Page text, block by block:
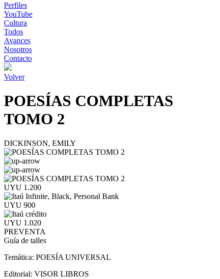
Perfiles
YouTube
Cultura
Todos
Avances
Nosotros
Contacto
Volver
POESÍAS COMPLETAS
TOMO 2
DICKINSON, EMILY
UYU 1.200
UYU 900
UYU 1.020
PREVENTA
Guía de talles
Temática: POESÍA UNIVERSAL
Editorial: VISOR LIBROS